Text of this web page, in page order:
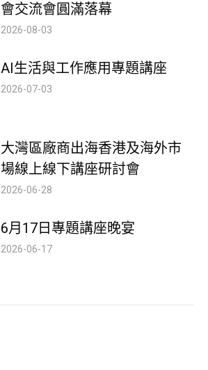
會交流會圓滿落幕
2026-08-03
AI生活與工作應用專題講座
2026-07-03
大灣區廠商出海香港及海外市
場線上線下講座研討會
2026-06-28
6月17日專題講座晚宴
2026-06-17